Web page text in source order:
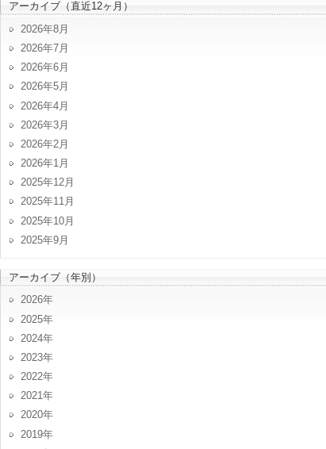
アーカイブ（直近12ヶ月）
2026年8月
2026年7月
2026年6月
2026年5月
2026年4月
2026年3月
2026年2月
2026年1月
2025年12月
2025年11月
2025年10月
2025年9月
アーカイブ（年別）
2026
2025
2024
2023
2022
2021
2020
2019